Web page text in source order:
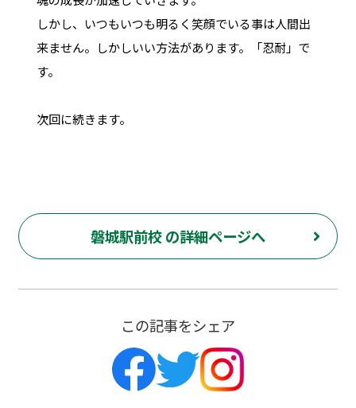
しかし、いつもいつも明るく笑顔でいる事は人間出
来ません。しかしいい方法があります。「忍耐」で
す。
次回に続きます。
磐城駅前校 の詳細ページへ
この記事をシェア